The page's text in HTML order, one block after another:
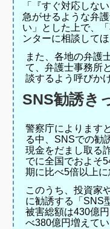
「『すぐ対応しな
急がせるような弁
い」とした上で、
ンターに相談してほ
また、各地の弁護
て、弁護士事務所
談するよう呼びか
SNS勧誘き
警察庁によります
る中、SNSでの勧
現金をだまし取る
でに全国でおよそ
期に比べ5倍以上に
このうち、投資家
に勧誘する「SNS
被害総額は430億
べ380億円増えてい